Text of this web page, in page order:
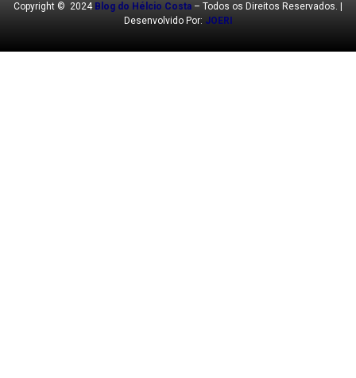
Copyright © 2024 Blog do Hélcio Costa – Todos os Direitos Reservados. |
Desenvolvido Por: JOERI